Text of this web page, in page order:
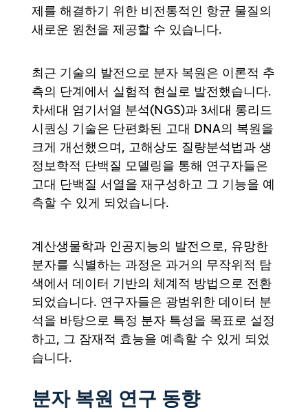
제를 해결하기 위한 비전통적인 항균 물질의
새로운 원천을 제공할 수 있습니다.
최근 기술의 발전으로 분자 복원은 이론적 추
측의 단계에서 실험적 현실로 발전했습니다.
차세대 염기서열 분석(NGS)과 3세대 롱리드
시퀀싱 기술은 단편화된 고대 DNA의 복원을
크게 개선했으며, 고해상도 질량분석법과 생
정보학적 단백질 모델링을 통해 연구자들은
고대 단백질 서열을 재구성하고 그 기능을 예
측할 수 있게 되었습니다.
계산생물학과 인공지능의 발전으로, 유망한
분자를 식별하는 과정은 과거의 무작위적 탐
색에서 데이터 기반의 체계적 방법으로 전환
되었습니다. 연구자들은 광범위한 데이터 분
석을 바탕으로 특정 분자 특성을 목표로 설정
하고, 그 잠재적 효능을 예측할 수 있게 되었
습니다.
분자 복원 연구 동향